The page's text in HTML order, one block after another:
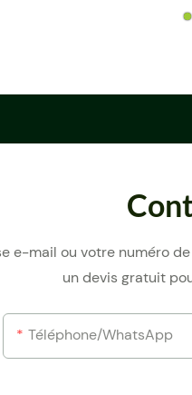
e-mail ou votre numéro
un devis gratuit
Téléphone/WhatsApp